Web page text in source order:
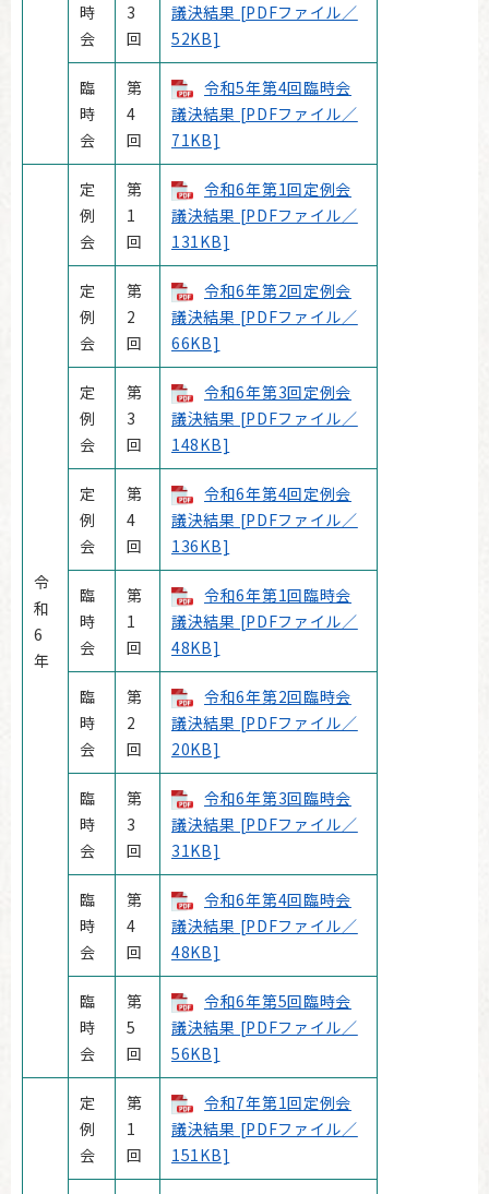
時
会
3
回
議決結果 [PDFファイル／
52KB]
臨
時
会
第
4
回
令和5年第4回臨時会
議決結果 [PDFファイル／
71KB]
令
和
6
年
定
例
会
第
1
回
令和6年第1回定例会
議決結果 [PDFファイル／
131KB]
定
例
会
第
2
回
令和6年第2回定例会
議決結果 [PDFファイル／
66KB]
定
例
会
第
3
回
令和6年第3回定例会
議決結果 [PDFファイル／
148KB]
定
例
会
第
4
回
令和6年第4回定例会
議決結果 [PDFファイル／
136KB]
臨
時
会
第
1
回
令和6年第1回臨時会
議決結果 [PDFファイル／
48KB]
臨
時
会
第
2
回
令和6年第2回臨時会
議決結果 [PDFファイル／
20KB]
臨
時
会
第
3
回
令和6年第3回臨時会
議決結果 [PDFファイル／
31KB]
臨
時
会
第
4
回
令和6年第4回臨時会
議決結果 [PDFファイル／
48KB]
臨
時
会
第
5
回
令和6年第5回臨時会
議決結果 [PDFファイル／
56KB]
定
例
会
第
1
回
令和7年第1回定例会
議決結果 [PDFファイル／
151KB]